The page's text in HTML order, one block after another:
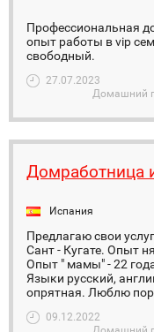
Профессиональная
опыт работы в vip
свободный.
27.07.2023
Домашний
Домработница
Испания
Предлагаю свои
Сант - Кугате. Опыт
Опыт " мамы" - 22
Языки русский,
опрятная. Люблю
09.12.2022